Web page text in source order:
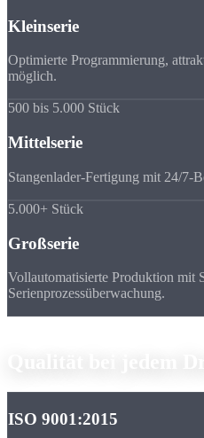
Kleinserie
Optimierte Programmierung,
möglich.
500 bis 5.000 Stück
Mittelserie
Stangenlader-Fertigung mit 24/7-
5.000+ Stück
Großserie
Vollautomatisierte Produktion mit
Serienprozessüberwachung.
ISO 9001:2015